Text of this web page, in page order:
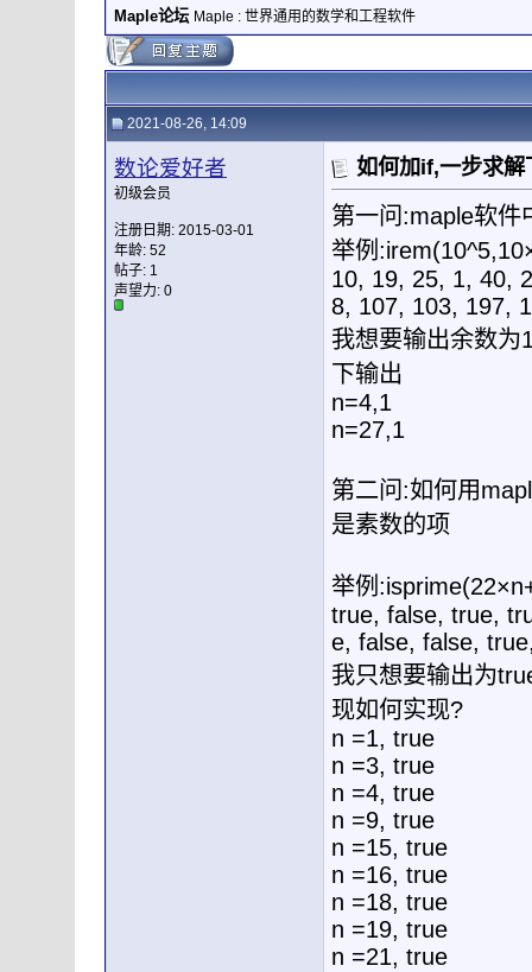
Maple论坛 Maple : 世界通用的数学和工程软件
2021-08-26, 14:09
数论爱好者
初级会员
注册日期: 2015-03-01
年龄: 52
帖子: 1
声望力: 0
如何加if,一步求解
第一问:maple软件
举例
10, 19, 25, 1, 40,
8, 107, 103, 197,
我想要输出余数为
下输出
n=4,1
n=27,1
第二问:如何用
是素数的项
举例
true, false, true,
e, false, false,
我只想要输出为
现如何实现?
n =1, true
n =3, true
n =4, true
n =9, true
n =15, true
n =16, true
n =18, true
n =19, true
n =21, true